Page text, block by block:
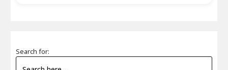
Search for: